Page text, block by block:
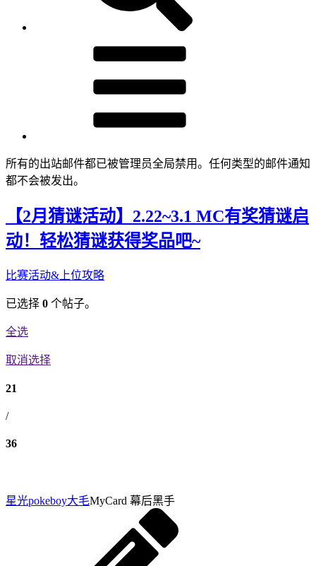
所有的出站邮件都已被管理员全局禁用。任何类型的邮件通知
都不会被发出。
【2月猜谜活动】2.22~3.1 MC有奖猜谜启
动！轻松猜谜获得奖品吧~
比赛活动&上位攻略
已选择 0 个帖子。
全选
取消选择
21
/
36
星光pokeboy大毛MyCard 幕后黑手